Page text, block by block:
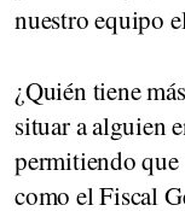
nuestro equipo
¿Quién tiene
situar a alguien
permitiendo que
como el Fiscal